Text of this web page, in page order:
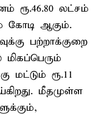
ரூ.46.80 லட்சம்
கோடி ஆகும்.
பற்றாக்குறை
மட்டும் ரூ.11
மீதமுள்ள